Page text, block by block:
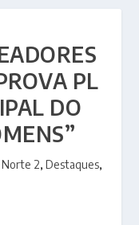
PL
DO
Norte 2, Destaques,